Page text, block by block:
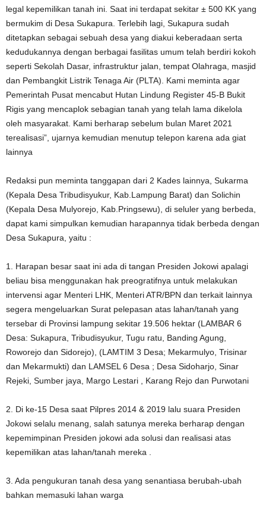
legal kepemilikan tanah ini. Saat ini terdapat sekitar ± 500 KK yang
bermukim di Desa Sukapura. Terlebih lagi, Sukapura sudah
ditetapkan sebagai sebuah desa yang diakui keberadaan serta
kedudukannya dengan berbagai fasilitas umum telah berdiri kokoh
seperti Sekolah Dasar, infrastruktur jalan, tempat Olahraga, masjid
dan Pembangkit Listrik Tenaga Air (PLTA). Kami meminta agar
Pemerintah Pusat mencabut Hutan Lindung Register 45-B Bukit
Rigis yang mencaplok sebagian tanah yang telah lama dikelola
oleh masyarakat. Kami berharap sebelum bulan Maret 2021
terealisasi”, ujarnya kemudian menutup telepon karena ada giat
lainnya
Redaksi pun meminta tanggapan dari 2 Kades lainnya, Sukarma
(Kepala Desa Tribudisyukur, Kab.Lampung Barat) dan Solichin
(Kepala Desa Mulyorejo, Kab.Pringsewu), di seluler yang berbeda,
dapat kami simpulkan kemudian harapannya tidak berbeda dengan
Desa Sukapura, yaitu :
1. Harapan besar saat ini ada di tangan Presiden Jokowi apalagi
beliau bisa menggunakan hak preogratifnya untuk melakukan
intervensi agar Menteri LHK, Menteri ATR/BPN dan terkait lainnya
segera mengeluarkan Surat pelepasan atas lahan/tanah yang
tersebar di Provinsi lampung sekitar 19.506 hektar (LAMBAR 6
Desa: Sukapura, Tribudisyukur, Tugu ratu, Banding Agung,
Roworejo dan Sidorejo), (LAMTIM 3 Desa; Mekarmulyo, Trisinar
dan Mekarmukti) dan LAMSEL 6 Desa ; Desa Sidoharjo, Sinar
Rejeki, Sumber jaya, Margo Lestari , Karang Rejo dan Purwotani
2. Di ke-15 Desa saat Pilpres 2014 & 2019 lalu suara Presiden
Jokowi selalu menang, salah satunya mereka berharap dengan
kepemimpinan Presiden jokowi ada solusi dan realisasi atas
kepemilikan atas lahan/tanah mereka .
3. Ada pengukuran tanah desa yang senantiasa berubah-ubah
bahkan memasuki lahan warga